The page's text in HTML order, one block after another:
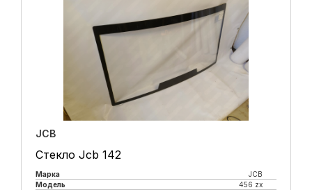
JCB
Стекло Jcb 142
Марка
JCB
Модель
456 zx